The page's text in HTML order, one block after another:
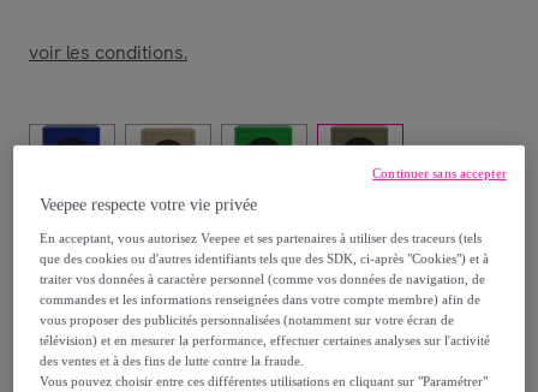
voir les conditions.
électrique
électrique
Vendu parHomifab
Veepee respecte votre vie privée
En acceptant, vous autorisez Veepee et ses partenaires à utiliser des traceurs (tels
que des cookies ou d'autres identifiants tels que des SDK, ci-après "Cookies") et à
traiter vos données à caractère personnel (comme vos données de navigation, de
commandes et les informations renseignées dans votre compte membre) afin de
vous proposer des publicités personnalisées (notamment sur votre écran de
télévision) et en mesurer la performance, effectuer certaines analyses sur l'activité
des ventes et à des fins de lutte contre la fraude.
Vous pouvez choisir entre ces différentes utilisations en cliquant sur "Paramétrer"
Continuer sans accepter